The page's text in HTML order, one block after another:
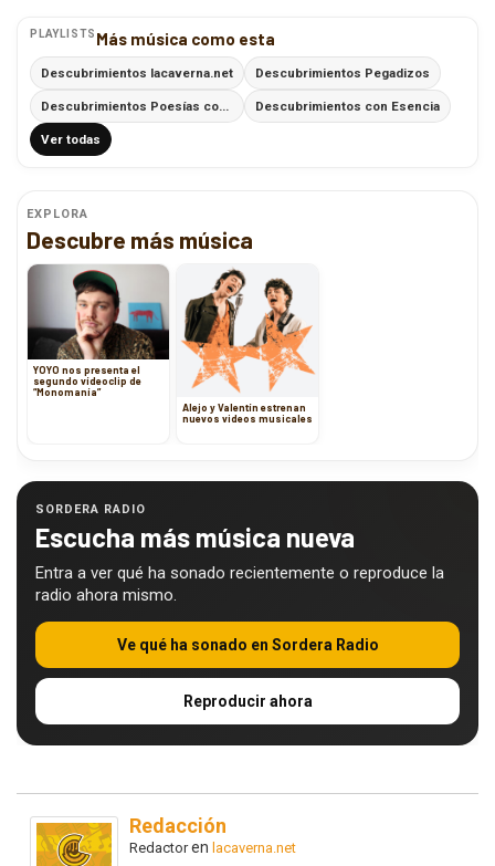
PLAYLISTS Más música como esta
Descubrimientos lacaverna.net Descubrimientos Pegadizos
Descubrimientos Poesías con Ritmo Descubrimientos con Esencia
Ver todas
EXPLORA
Descubre más música
YOYO nos presenta el
segundo vídeoclip de
“Monomanía”
Alejo y Valentín estrenan
nuevos videos musicales
SORDERA RADIO
Escucha más música nueva
Entra a ver qué ha sonado recientemente o reproduce la
radio ahora mismo.
Ve qué ha sonado en Sordera Radio
Reproducir ahora
Redacción
Redactoren lacaverna.net